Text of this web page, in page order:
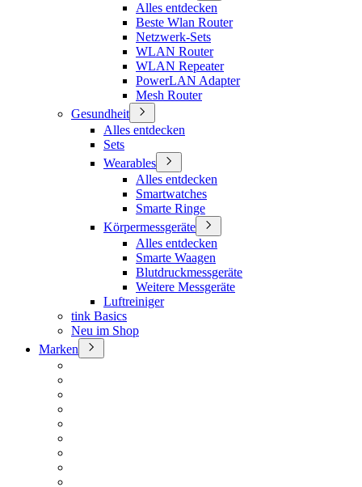
Alles entdecken
Beste Wlan Router
Netzwerk-Sets
WLAN Router
WLAN Repeater
PowerLAN Adapter
Mesh Router
Gesundheit
Alles entdecken
Sets
Wearables
Alles entdecken
Smartwatches
Smarte Ringe
Körpermessgeräte
Alles entdecken
Smarte Waagen
Blutdruckmessgeräte
Weitere Messgeräte
Luftreiniger
tink Basics
Neu im Shop
Marken